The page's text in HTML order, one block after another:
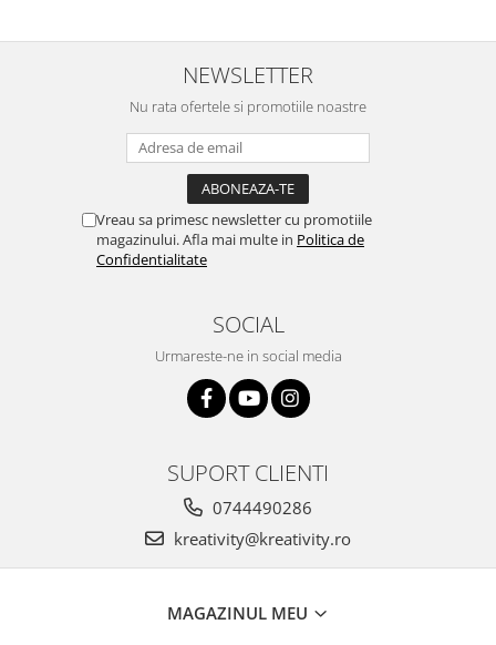
NEWSLETTER
Nu rata ofertele si promotiile noastre
Vreau sa primesc newsletter cu promotiile
magazinului. Afla mai multe in Politica de
Confidentialitate
SOCIAL
Urmareste-ne in social media
SUPORT CLIENTI
0744490286
kreativity@kreativity.ro
MAGAZINUL MEU